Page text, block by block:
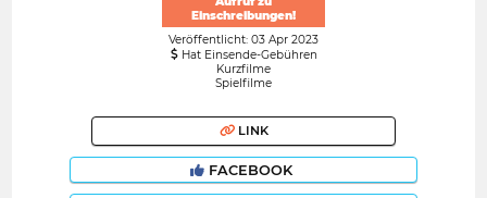
Einschreibungen!
Veröffentlicht: 03 Apr 2023
Hat Einsende-Gebühren
Kurzfilme
Spielfilme
LINK
FACEBOOK